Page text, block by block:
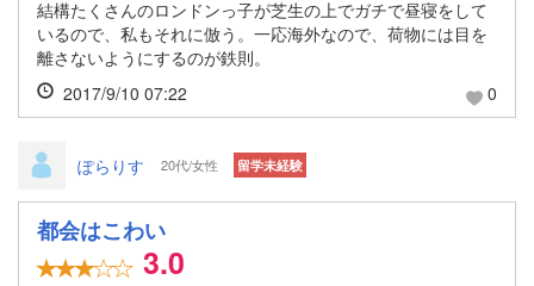
結構たくさんのロンドンっ子が芝生の上でガチで昼寝をして
いるので、私もそれに倣う。一応海外なので、荷物には目を
離さないようにするのが鉄則。
2017/9/10 07:22
0
ぽらりす 20代/女性 留学未経験
都会はこわい
3.0